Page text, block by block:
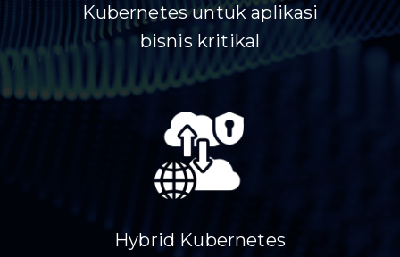
Kubernetes untuk aplikasi
bisnis kritikal
Hybrid Kubernetes